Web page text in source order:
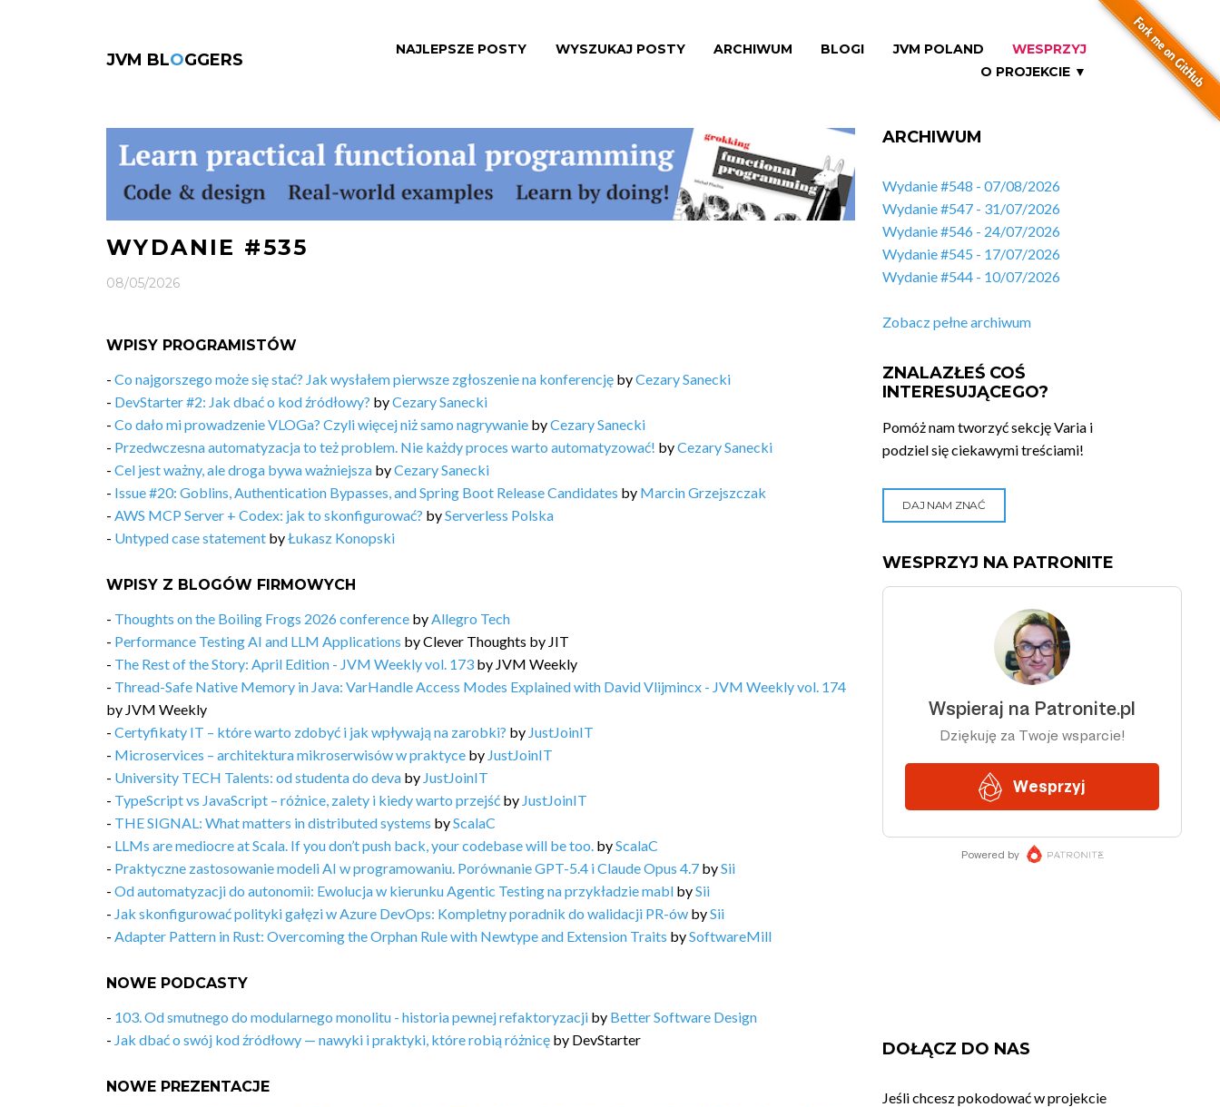
JVM BLOGGERS
NAJLEPSZE POSTY WYSZUKAJ POSTY ARCHIWUM BLOGI JVM POLAND
WESPRZYJ
O PROJEKCIE ▼
WYDANIE #535
08/05/2026
WPISY PROGRAMISTÓW
- Co najgorszego może się stać? Jak wysłałem pierwsze zgłoszenie na konferencję byCezary Sanecki
- DevStarter #2: Jak dbać o kod źródłowy? byCezary Sanecki
- Co dało mi prowadzenie VLOGa? Czyli więcej niż samo nagrywanie byCezary Sanecki
- Przedwczesna automatyzacja to też problem. Nie każdy proces warto automatyzować! byCezary Sanecki
- Cel jest ważny, ale droga bywa ważniejsza byCezary Sanecki
- Issue #20: Goblins, Authentication Bypasses, and Spring Boot Release Candidates by Marcin Grzejszczak
- AWS MCP Server + Codex: jak to skonfigurować? byServerless Polska
- Untyped case statement byŁukasz Konopski
WPISY Z BLOGÓW FIRMOWYCH
- Thoughts on the Boiling Frogs 2026 conference byAllegro Tech
- Performance Testing AI and LLM Applications byClever Thoughts by JIT
- The Rest of the Story: April Edition - JVM Weekly vol. 173 by JVM Weekly
- Thread-Safe Native Memory in Java: VarHandle Access Modes Explained with David Vlijmincx - JVM Weekly vol. 174
by JVM Weekly
- Certyfikaty IT – które warto zdobyć i jak wpływają na zarobki? by JustJoinIT
- Microservices – architektura mikroserwisów w praktyce by JustJoinIT
- University TECH Talents: od studenta do deva by JustJoinIT
- TypeScript vs JavaScript – różnice, zalety i kiedy warto przejść by JustJoinIT
- THE SIGNAL: What matters in distributed systems byScalaC
- LLMs are mediocre at Scala. If you don’t push back, your codebase will be too. byScalaC
- Praktyczne zastosowanie modeli AI w programowaniu. Porównanie GPT-5.4 i Claude Opus 4.7 bySii
- Od automatyzacji do autonomii: Ewolucja w kierunku Agentic Testing na przykładzie mabl bySii
- Jak skonfigurować polityki gałęzi w Azure DevOps: Kompletny poradnik do walidacji PR-ów bySii
- Adapter Pattern in Rust: Overcoming the Orphan Rule with Newtype and Extension Traits bySoftwareMill
NOWE PODCASTY
- 103. Od smutnego do modularnego monolitu - historia pewnej refaktoryzacji by Better Software Design
- Jak dbać o swój kod źródłowy — nawyki i praktyki, które robią różnicę by DevStarter
NOWE PREZENTACJE
ARCHIWUM
Wydanie #548 - 07/08/2026
Wydanie #547 - 31/07/2026
Wydanie #546 - 24/07/2026
Wydanie #545 - 17/07/2026
Wydanie #544 - 10/07/2026
Zobacz pełne archiwum
ZNALAZŁEŚ COŚ
INTERESUJĄCEGO?
Pomóż nam tworzyć sekcję Varia i
podziel się ciekawymi treściami!
DAJ NAM ZNAĆ
WESPRZYJ NA PATRONITE
DOŁĄCZ DO NAS
Jeśli chcesz pokodować w projekcie